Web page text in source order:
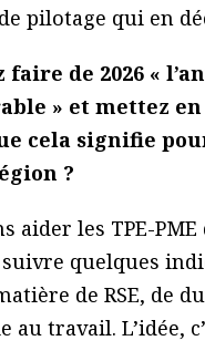
pilotage qui en
faire de 2026 «
» et mettez en
cela signifie
?
aider les TPE-
quelques
de RSE, de
au travail. L’idée,